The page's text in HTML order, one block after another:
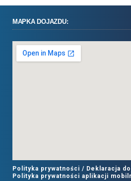
MAPKA DOJAZDU:
Polityka prywatności / Deklaracja
Polityka prywatności aplikacji